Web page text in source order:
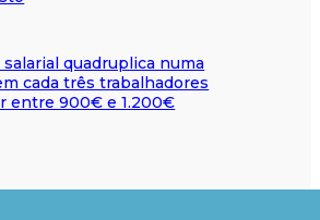
quadruplica numa
cada três trabalhadores
entre 900€ e 1.200€